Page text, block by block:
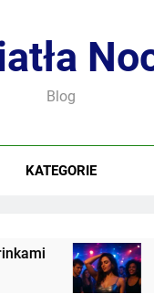
Blog
KATEGORIE
Nocne
3 Tygodnie Ago